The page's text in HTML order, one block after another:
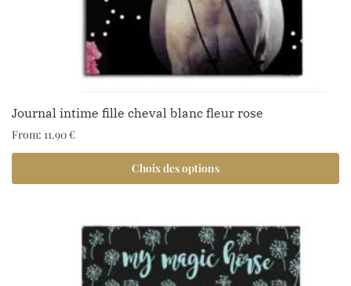
Journal intime fille cheval blanc fleur rose
From: 11.90€
Choix des options